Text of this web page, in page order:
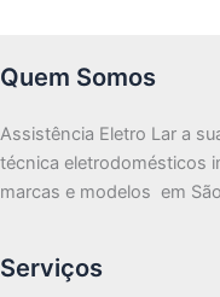
Quem Somos
Assistência Eletro Lar a
técnica eletrodomésticos
marcas e modelos em
Serviços